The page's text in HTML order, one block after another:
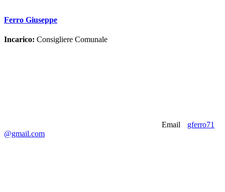
Ferro Giuseppe
Incarico: Consigliere Comunale
Email
gferro71
@gmail.com